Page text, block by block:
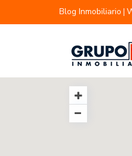
Blog Inmobiliario |